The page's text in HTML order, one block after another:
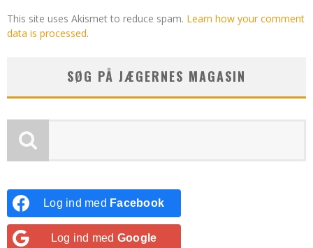
This site uses Akismet to reduce spam. Learn how your comment
data is processed.
SØG PÅ JÆGERNES MAGASIN
Log ind med Facebook
Log ind med Google